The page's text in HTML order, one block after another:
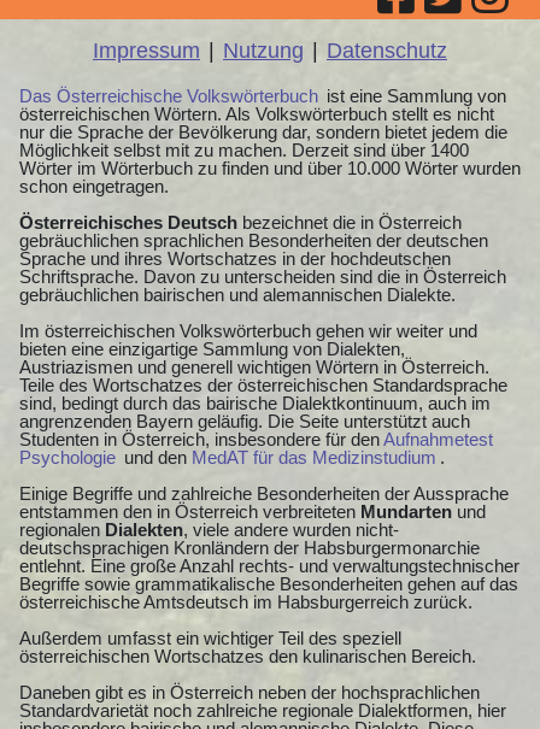
Impressum | Nutzung | Datenschutz
Das Österreichische Volkswörterbuch ist eine Sammlung von
österreichischen Wörtern. Als Volkswörterbuch stellt es nicht
nur die Sprache der Bevölkerung dar, sondern bietet jedem die
Möglichkeit selbst mit zu machen. Derzeit sind über 1400
Wörter im Wörterbuch zu finden und über 10.000 Wörter wurden
schon eingetragen.
Österreichisches Deutsch bezeichnet die in Österreich
gebräuchlichen sprachlichen Besonderheiten der deutschen
Sprache und ihres Wortschatzes in der hochdeutschen
Schriftsprache. Davon zu unterscheiden sind die in Österreich
gebräuchlichen bairischen und alemannischen Dialekte.
Im österreichischen Volkswörterbuch gehen wir weiter und
bieten eine einzigartige Sammlung von Dialekten,
Austriazismen und generell wichtigen Wörtern in Österreich.
Teile des Wortschatzes der österreichischen Standardsprache
sind, bedingt durch das bairische Dialektkontinuum, auch im
angrenzenden Bayern geläufig. Die Seite unterstützt auch
Studenten in Österreich, insbesondere für denAufnahmetest
Psychologie und den MedAT für das Medizinstudium .
Einige Begriffe und zahlreiche Besonderheiten der Aussprache
entstammen den in Österreich verbreiteten Mundarten und
regionalen Dialekten, viele andere wurden nicht-
deutschsprachigen Kronländern der Habsburgermonarchie
entlehnt. Eine große Anzahl rechts- und verwaltungstechnischer
Begriffe sowie grammatikalische Besonderheiten gehen auf das
österreichische Amtsdeutsch im Habsburgerreich zurück.
Außerdem umfasst ein wichtiger Teil des speziell
österreichischen Wortschatzes den kulinarischen Bereich.
Daneben gibt es in Österreich neben der hochsprachlichen
Standardvarietät noch zahlreiche regionale Dialektformen, hier